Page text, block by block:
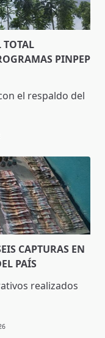
TOTAL
PINPEP
el respaldo del
CAPTURAS EN
PAÍS
realizados